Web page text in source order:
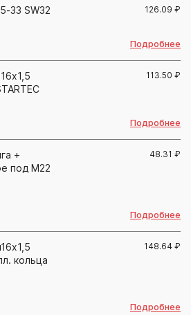
33 SW32 126.09 ₽
Подробнее
113.50 ₽
Подробнее
+
под М22
48.31 ₽
Подробнее
кольца
148.64 ₽
Подробнее